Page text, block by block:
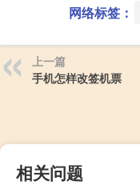
网络标签：
上一篇
手机怎样改签机票
相关问题